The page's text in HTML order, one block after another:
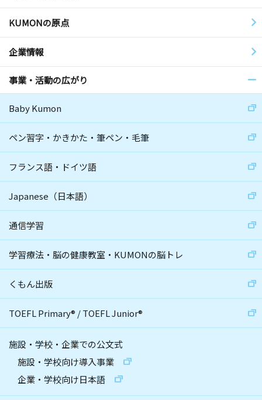
KUMONの原点
企業情報
事業・活動の広がり
Baby Kumon
ペン習字・かきかた・筆ペン・毛筆
フランス語・ドイツ語
Japanese（日本語）
通信学習
学習療法・脳の健康教室・KUMONの脳トレ
くもん出版
TOEFL Primary® /TOEFL Junior®
施設・学校・企業での公文式
施設・学校向け導入事業
企業・学校向け日本語